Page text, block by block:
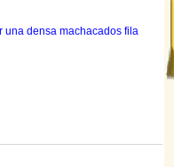
una densa machacados fila